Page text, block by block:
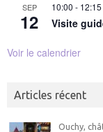
SEP
12
10:00 - 12:15
Visite
Voir le calendrier
Articles récent
Ouchy,